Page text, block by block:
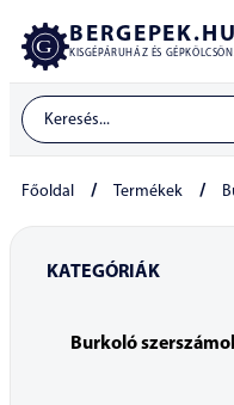
BERGEPEK.HU
KISGÉPÁRUHÁZ ÉS
Főoldal / Termékek /
KATEGÓRIÁK
Burkoló